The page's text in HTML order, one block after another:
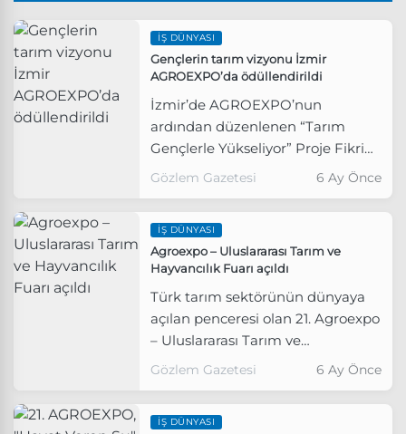
İŞ DÜNYASI
Gençlerin tarım vizyonu İzmir
AGROEXPO’da ödüllendirildi
İzmir’de AGROEXPO’nun
ardından düzenlenen “Tarım
Gençlerle Yükseliyor” Proje Fikri
Yarışması’nda konuşan İzmir
tarımı zorladığını belirterek,
“Daha az su, daha zor üretim,
daha pahalı gıda ile karşı
karşıyayız” dedi.
Gözlem Gazetesi 6 Ay Önce
İŞ DÜNYASI
Agroexpo – Uluslararası Tarım ve
Hayvancılık Fuarı açıldı
Türk tarım sektörünün dünyaya
açılan penceresi olan 21. Agroexpo
– Uluslararası Tarım ve
Hayvancılık Fuarı, Fuar İzmir’de
Gözlem Gazetesi 6 Ay Önce
İŞ DÜNYASI